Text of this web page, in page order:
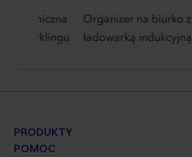
termiczna
z recyklingu
Organizer na biurko z
ładowarką indukcyjną
PRODUKTY
POMOC